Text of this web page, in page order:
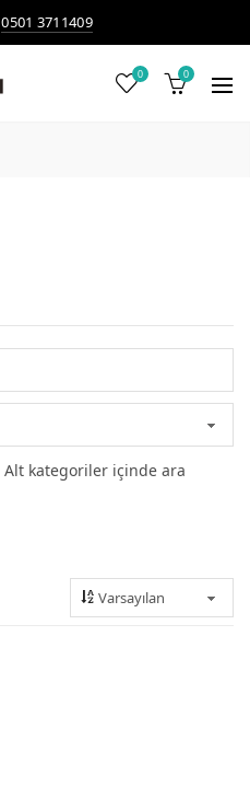
0501 3711409
0 0
Alt kategoriler içinde ara